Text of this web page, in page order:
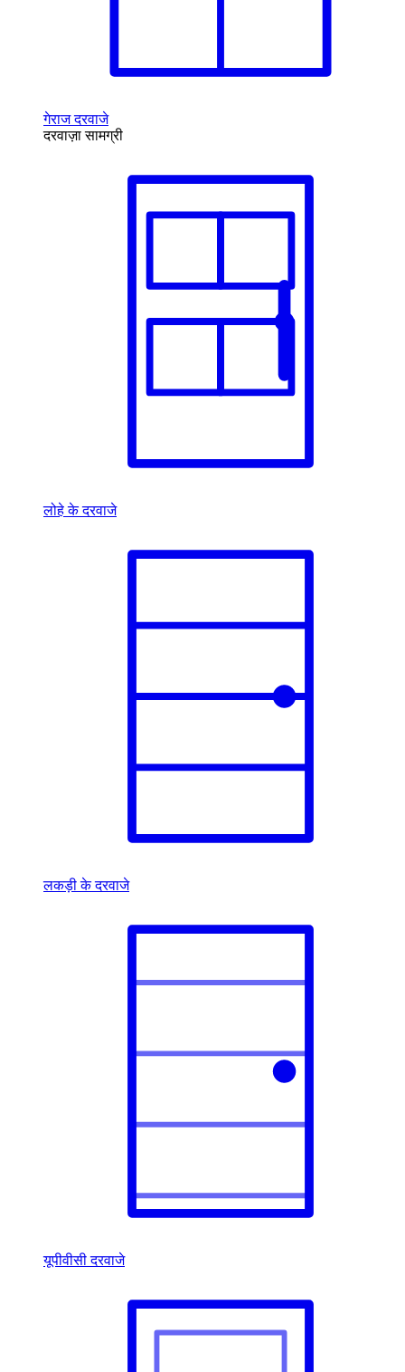
गेराज दरवाजे
दरवाज़ा सामग्री
लोहे के दरवाजे
लकड़ी के दरवाजे
यूपीवीसी दरवाजे